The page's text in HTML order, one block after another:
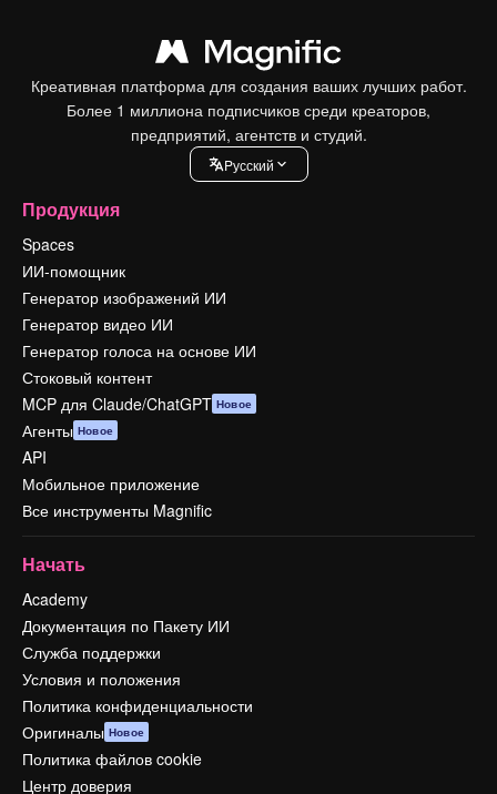
Креативная платформа для создания ваших лучших работ.
Более 1 миллиона подписчиков среди креаторов,
предприятий, агентств и студий.
Pусский
Продукция
Spaces
ИИ-помощник
Генератор изображений ИИ
Генератор видео ИИ
Генератор голоса на основе ИИ
Стоковый контент
MCP для Claude/ChatGPT Новое
Агенты Новое
API
Мобильное приложение
Все инструменты Magnific
Начать
Academy
Документация по Пакету ИИ
Служба поддержки
Условия и положения
Политика конфиденциальности
Оригиналы Новое
Политика файлов cookie
Центр доверия